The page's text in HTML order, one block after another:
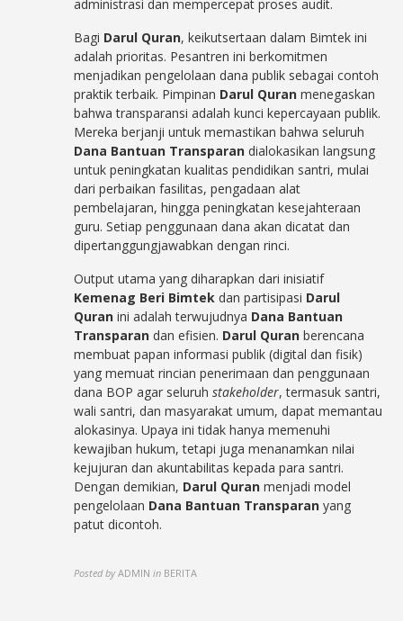
administrasi dan mempercepat proses audit.
Bagi Darul Quran, keikutsertaan dalam Bimtek ini
adalah prioritas. Pesantren ini berkomitmen
menjadikan pengelolaan dana publik sebagai contoh
praktik terbaik. Pimpinan Darul Quran menegaskan
bahwa transparansi adalah kunci kepercayaan publik.
Mereka berjanji untuk memastikan bahwa seluruh
Dana Bantuan Transparan dialokasikan langsung
untuk peningkatan kualitas pendidikan santri, mulai
dari perbaikan fasilitas, pengadaan alat
pembelajaran, hingga peningkatan kesejahteraan
guru. Setiap penggunaan dana akan dicatat dan
dipertanggungjawabkan dengan rinci.
Output utama yang diharapkan dari inisiatif
Kemenag Beri Bimtek dan partisipasi Darul
Quran ini adalah terwujudnya Dana Bantuan
Transparan dan efisien. Darul Quran berencana
membuat papan informasi publik (digital dan fisik)
yang memuat rincian penerimaan dan penggunaan
dana BOP agar seluruhstakeholder, termasuk santri,
wali santri, dan masyarakat umum, dapat memantau
alokasinya. Upaya ini tidak hanya memenuhi
kewajiban hukum, tetapi juga menanamkan nilai
kejujuran dan akuntabilitas kepada para santri.
Dengan demikian, Darul Quran menjadi model
pengelolaan Dana Bantuan Transparan yang
patut dicontoh.
Posted by ADMIN in BERITA